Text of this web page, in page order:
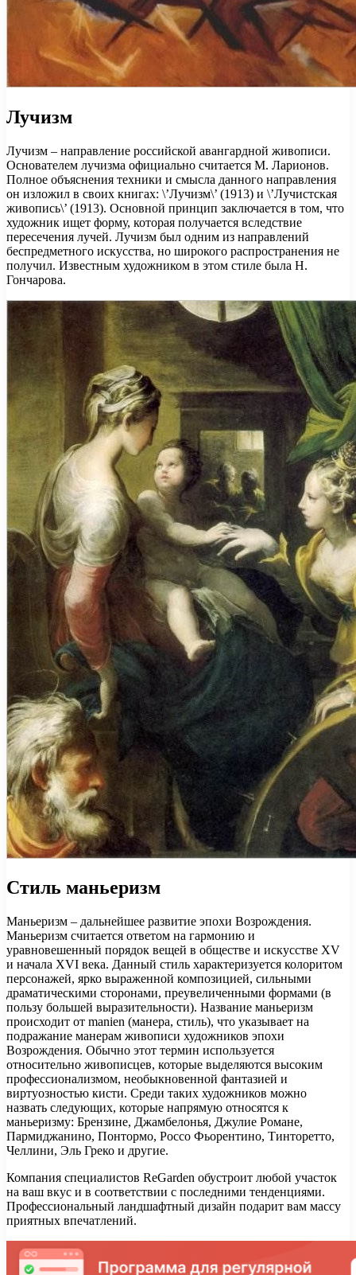
Лучизм
Лучизм – направление российской авангардной живописи.
Основателем лучизма официально считается М. Ларионов.
Полное объяснения техники и смысла данного направления
он изложил в своих книгах: \’Лучизм\’ (1913) и \’Лучистская
живопись\’ (1913). Основной принцип заключается в том, что
художник ищет форму, которая получается вследствие
пересечения лучей. Лучизм был одним из направлений
беспредметного искусства, но широкого распространения не
получил. Известным художником в этом стиле была Н.
Гончарова.
Стиль маньеризм
Маньеризм – дальнейшее развитие эпохи Возрождения.
Маньеризм считается ответом на гармонию и
уравновешенный порядок вещей в обществе и искусстве XV
и начала XVI века. Данный стиль характеризуется колоритом
персонажей, ярко выраженной композицией, сильными
драматическими сторонами, преувеличенными формами (в
пользу большей выразительности). Название маньеризм
происходит от manien (манера, стиль), что указывает на
подражание манерам живописи художников эпохи
Возрождения. Обычно этот термин используется
относительно живописцев, которые выделяются высоким
профессионализмом, необыкновенной фантазией и
виртуозностью кисти. Среди таких художников можно
назвать следующих, которые напрямую относятся к
маньеризму: Брензине, Джамбелонья, Джулие Романе,
Пармиджанино, Понтормо, Россо Фьорентино, Тинторетто,
Челлини, Эль Греко и другие.
Компания специалистов ReGarden обустроит любой участок
на ваш вкус и в соответствии с последними тенденциями.
Профессиональный ландшафтный дизайн подарит вам массу
приятных впечатлений.